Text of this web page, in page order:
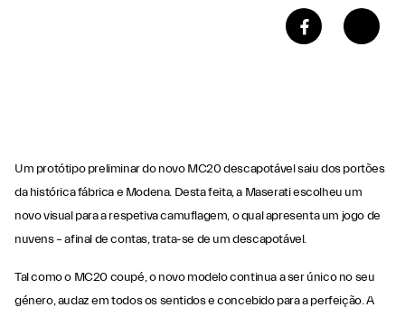
Um protótipo preliminar do novo MC20 descapotável saiu dos portões
da histórica fábrica e Modena. Desta feita, a Maserati escolheu um
novo visual para a respetiva camuflagem, o qual apresenta um jogo de
nuvens – afinal de contas, trata-se de um descapotável.
Tal como o MC20 coupé, o novo modelo continua a ser único no seu
género, audaz em todos os sentidos e concebido para a perfeição. A